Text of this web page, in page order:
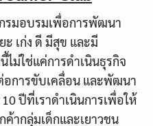
กรมอบรมเพื่อการพัฒนา
ะ เก่ง ดี มีสุข และมี
ไม่ใช่แค่การดำเนินธุรกิจ
การขับเคลื่อน และพัฒนา
ปีที่เราดำเนินการเพื่อให้
ค้ากลุ่มเด็กและเยาวชน